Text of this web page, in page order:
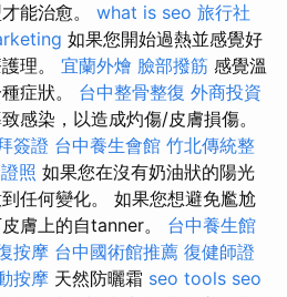
能治愈。 what is seo 旅行社
如果您開始過熱並感覺好
理。 宜蘭外燴 臉部撥筋 感覺溫
症狀。 台中整骨整復 外商投資
感染，以造成灼傷/皮膚損傷。
簽證 台中養生會館 竹北傳統整
照 如果您在沒有奶油狀的陽光
任何變化。 如果您想避免尷尬
膚上的自tanner。 台中養生館
按摩 台中國術館推薦 復健師證
按摩 天然防曬霜 seo tools seo